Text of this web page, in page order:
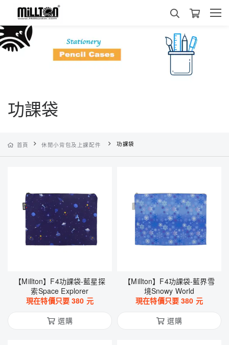
功課袋
首頁 休閒小背包及上課配件 功課袋
【Millton】F4功課袋-藍星探
索Space Explorer
現在特價只要380 元
選購
【Millton】F4功課袋-藍界雪
境Snowy World
現在特價只要380 元
選購